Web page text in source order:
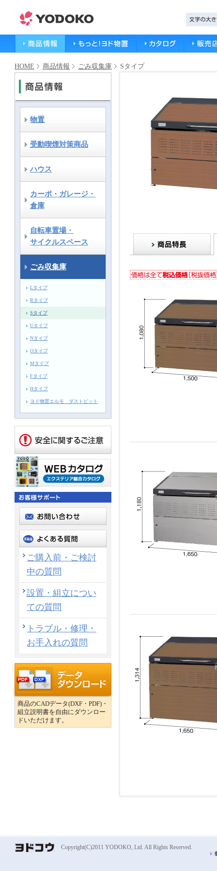
HOME 商品情報 ごみ収集庫 Sタイプ
物置
受動喫煙対策商品
ハウス
カーポ・ガレージ・
倉庫
自転車置場・
サイクルスペース
ごみ収集庫
Lタイプ
Rタイプ
Sタイプ
Uタイプ
Nタイプ
Oタイプ
Mタイプ
Fタイプ
Hタイプ
ヨド物置エルモ ダストピット
ご購入前・ご検討
中の質問
設置・組立につい
ての質問
トラブル・修理・
お手入れの質問
商品のCADデータ(DXF・PDF)・
組立説明書を自由にダウンロー
ドいただけます。
Copyright(C)2011 YODOKO, Ltd. All Rights Reserved.